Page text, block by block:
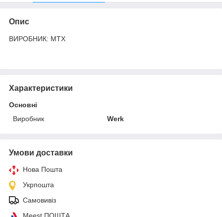
Опис
ВИРОБНИК: MTX
Характеристики
Основні
Виробник
Werk
Умови доставки
Нова Пошта
Укрпошта
Самовивіз
Meest ПОШТА